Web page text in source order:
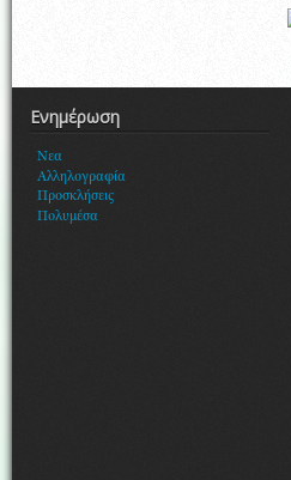
Ενημέρωση
Νεα
Αλληλογραφία
Προσκλήσεις
Πολυμέσα